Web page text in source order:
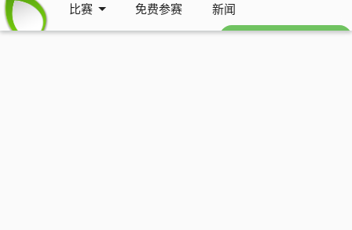
比赛 免费参赛 新闻
免费每周通讯 (英文)